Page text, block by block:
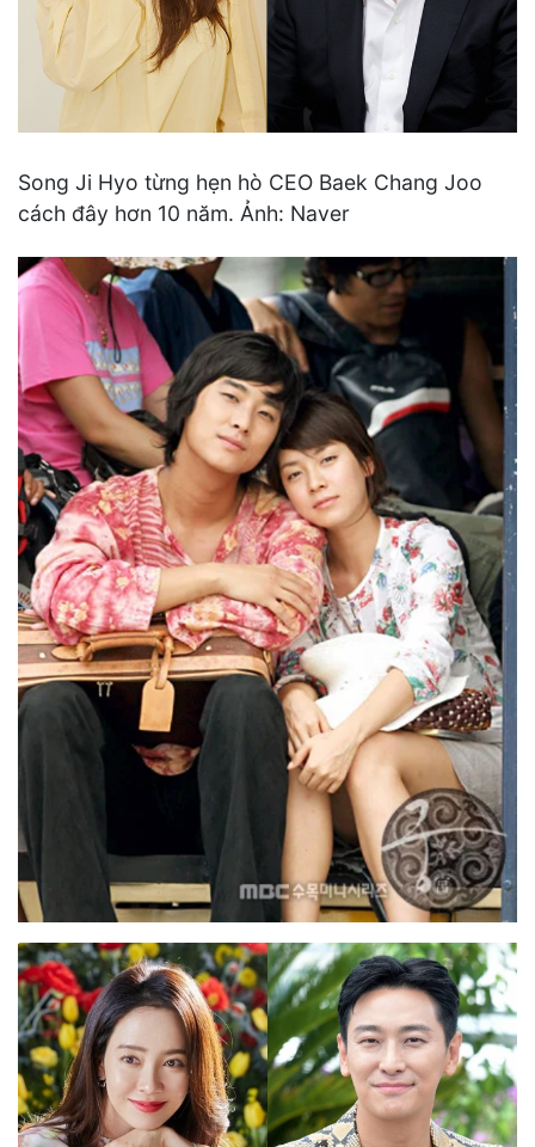
Song Ji Hyo từng hẹn hò CEO Baek Chang Joo
cách đây hơn 10 năm. Ảnh: Naver